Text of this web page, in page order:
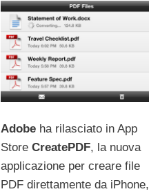
Adobe ha rilasciato in App
Store CreatePDF, la nuova
applicazione per creare file
PDF direttamente da iPhone,